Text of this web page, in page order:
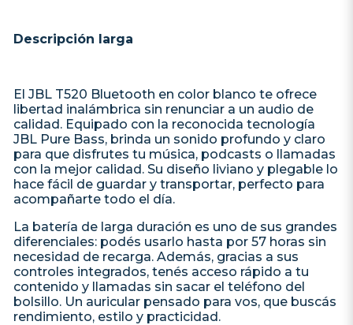
Descripción larga
El JBL T520 Bluetooth en color blanco te ofrece
libertad inalámbrica sin renunciar a un audio de
calidad. Equipado con la reconocida tecnología
JBL Pure Bass, brinda un sonido profundo y claro
para que disfrutes tu música, podcasts o llamadas
con la mejor calidad. Su diseño liviano y plegable lo
hace fácil de guardar y transportar, perfecto para
acompañarte todo el día.
La batería de larga duración es uno de sus grandes
diferenciales: podés usarlo hasta por 57 horas sin
necesidad de recarga. Además, gracias a sus
controles integrados, tenés acceso rápido a tu
contenido y llamadas sin sacar el teléfono del
bolsillo. Un auricular pensado para vos, que buscás
rendimiento, estilo y practicidad.